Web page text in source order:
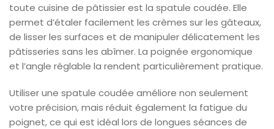
toute cuisine de pâtissier est la spatule coudée. Elle
permet d’étaler facilement les crèmes sur les gâteaux,
de lisser les surfaces et de manipuler délicatement les
pâtisseries sans les abîmer. La poignée ergonomique
et l’angle réglable la rendent particulièrement pratique.
Utiliser une spatule coudée améliore non seulement
votre précision, mais réduit également la fatigue du
poignet, ce qui est idéal lors de longues séances de